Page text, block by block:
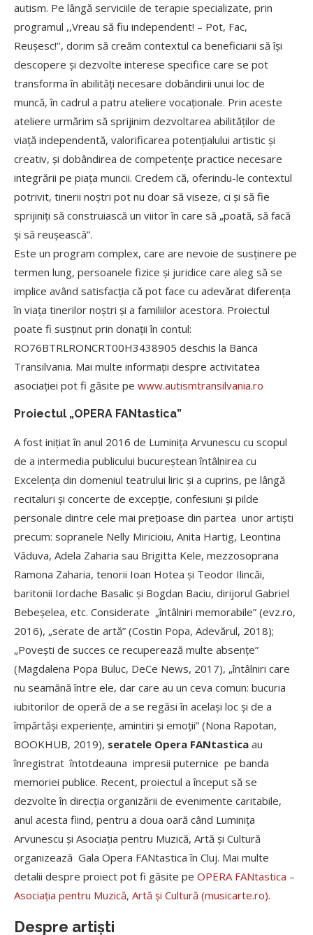
autism. Pe lângă serviciile de terapie specializate, prin
programul ,,Vreau să fiu independent! – Pot, Fac,
Reușesc!’’, dorim să creăm contextul ca beneficiarii să își
descopere și dezvolte interese specifice care se pot
transforma în abilități necesare dobândirii unui loc de
muncă, în cadrul a patru ateliere vocaționale. Prin aceste
ateliere urmărim să sprijinim dezvoltarea abilităților de
viață independentă, valorificarea potențialului artistic și
creativ, și dobândirea de competențe practice necesare
integrării pe piața muncii. Credem că, oferindu-le contextul
potrivit, tinerii noștri pot nu doar să viseze, ci și să fie
sprijiniți să construiască un viitor în care să „poată, să facă
și să reușească”.
Este un program complex, care are nevoie de susținere pe
termen lung, persoanele fizice și juridice care aleg să se
implice având satisfacția că pot face cu adevărat diferența
în viața tinerilor noștri și a familiilor acestora. Proiectul
poate fi susținut prin donații în contul:
RO76BTRLRONCRT00H3438905 deschis la Banca
Transilvania. Mai multe informații despre activitatea
asociației pot fi găsite pe www.autismtransilvania.ro
Proiectul „OPERA FANtastica”
A fost inițiat în anul 2016 de Luminița Arvunescu cu scopul
de a intermedia publicului bucureștean întâlnirea cu
Excelența din domeniul teatrului liric și a cuprins, pe lângă
recitaluri și concerte de excepție, confesiuni și pilde
personale dintre cele mai prețioase din partea unor artiști
precum: sopranele Nelly Miricioiu, Anita Hartig, Leontina
Văduva, Adela Zaharia sau Brigitta Kele, mezzosoprana
Ramona Zaharia, tenorii Ioan Hotea și Teodor Ilincăi,
baritonii Iordache Basalic și Bogdan Baciu, dirijorul Gabriel
Bebeșelea, etc. Considerate „întâlniri memorabile” (evz.ro,
2016), „serate de artă” (Costin Popa, Adevărul, 2018);
„Povești de succes ce recuperează multe absențe”
(Magdalena Popa Buluc, DeCe News, 2017), „întâlniri care
nu seamănă între ele, dar care au un ceva comun: bucuria
iubitorilor de operă de a se regăsi în același loc și de a
împărtăși experiențe, amintiri și emoții” (Nona Rapotan,
BOOKHUB, 2019), seratele Opera FANtastica au
înregistrat întotdeauna impresii puternice pe banda
memoriei publice. Recent, proiectul a început să se
dezvolte în direcția organizării de evenimente caritabile,
anul acesta fiind, pentru a doua oară când Luminița
Arvunescu și Asociația pentru Muzică, Artă și Cultură
organizează Gala Opera FANtastica în Cluj. Mai multe
detalii despre proiect pot fi găsite pe OPERA FANtastica –
Asociația pentru Muzică, Artă și Cultură (musicarte.ro).
Despre artiști